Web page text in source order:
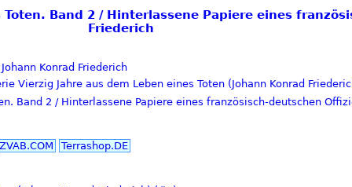
Band 2 / Hinterlassene Papiere eines
Friederich
Konrad Friederich
Vierzig Jahre aus dem Leben eines Toten (Johann Konrad
Band 2 / Hinterlassene Papiere eines französisch-deutschen
ZVAB.COM
Terrashop.DE